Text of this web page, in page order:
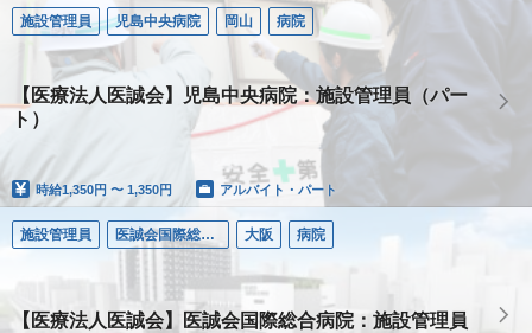
施設管理員 児島中央病院 岡山 病院
【医療法人医誠会】児島中央病院：施設管理員（パー
ト）
時給1,350円 〜 1,350円 アルバイト・パート
施設管理員 医誠会国際総合病院 大阪 病院
【医療法人医誠会】医誠会国際総合病院：施設管理員